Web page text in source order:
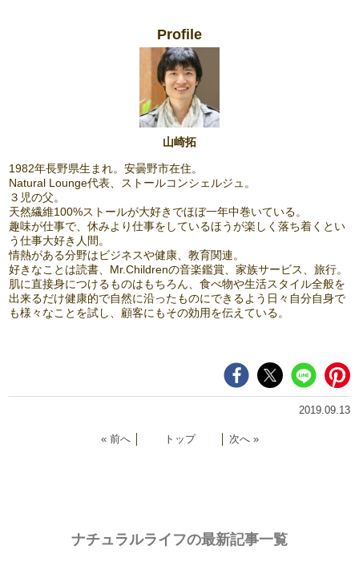
Profile
山崎拓
1982年長野県生まれ。安曇野市在住。
Natural Lounge代表、ストールコンシェルジュ。
３児の父。
天然繊維100%ストールが大好きでほぼ一年中巻いている。
趣味が仕事で、休みより仕事をしているほうが楽しく落ち着くとい
う仕事大好き人間。
情熱がある分野はビジネスや健康、教育関連。
好きなことは読書、Mr.Childrenの音楽鑑賞、家族サービス、旅行。
肌に直接身につけるものはもちろん、食べ物や生活スタイル全般を
出来るだけ健康的で自然に沿ったものにできるよう日々自分自身で
も様々なことを試し、顧客にもその効用を伝えている。
« 前へ│ トップ 次へ »
2019.09.13
ナチュラルライフの最新記事一覧